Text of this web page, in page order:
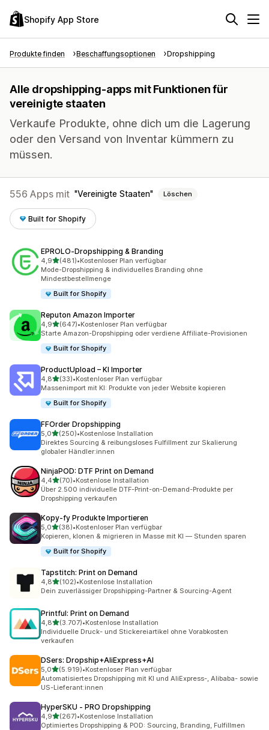
Shopify App Store
Produkte finden Beschaffungsoptionen Dropshipping
Alle dropshipping-apps mit Funktionen für
vereinigte staaten
Verkaufe Produkte, ohne dich um die Lagerung
oder den Versand von Inventar kümmern zu
müssen.
556 Apps mit Vereinigte Staaten Löschen
Built for Shopify
EPROLO‑Dropshipping & Branding
4,9von 5 Sternen
(481)
481 Rezensionen insgesamt
•Kostenloser Plan verfügbar
Mode-Dropshipping & individuelles Branding ohne
Mindestbestellmenge
Built for Shopify
Reputon Amazon Importer
4,9von 5 Sternen
(647)
647 Rezensionen insgesamt
•Kostenloser Plan verfügbar
Starte Amazon-Dropshipping oder verdiene Affiliate-Provisionen
Built for Shopify
ProductUpload – KI Importer
4,8von 5 Sternen
(33)
33 Rezensionen insgesamt
•Kostenloser Plan verfügbar
Massenimport mit KI: Produkte von jeder Website kopieren
Built for Shopify
FFOrder Dropshipping
5,0von 5 Sternen
(250)
250 Rezensionen insgesamt
•Kostenlose Installation
Direktes Sourcing & reibungsloses Fulfillment zur Skalierung
globaler Händler:innen
NinjaPOD: DTF Print on Demand
4,4von 5 Sternen
(70)
70 Rezensionen insgesamt
•Kostenlose Installation
Über 2.500 individuelle DTF-Print-on-Demand-Produkte per
Dropshipping verkaufen
Kopy‑fy Produkte Importieren
5,0von 5 Sternen
(38)
38 Rezensionen insgesamt
•Kostenloser Plan verfügbar
Kopieren, klonen & migrieren in Masse mit KI — Stunden sparen
Built for Shopify
Tapstitch: Print on Demand
4,8von 5 Sternen
(102)
102 Rezensionen insgesamt
•Kostenlose Installation
Dein zuverlässiger Dropshipping-Partner & Sourcing-Agent
Printful: Print on Demand
4,8von 5 Sternen
(3.707)
3707 Rezensionen insgesamt
•Kostenlose Installation
Individuelle Druck- und Stickereiartikel ohne Vorabkosten
verkaufen
DSers: Dropship+AliExpress+AI
5,0von 5 Sternen
(5.919)
5919 Rezensionen insgesamt
•Kostenloser Plan verfügbar
Automatisiertes Dropshipping mit KI und AliExpress-, Alibaba- sowie
US-Lieferant:innen
HyperSKU ‑ PRO Dropshipping
4,9von 5 Sternen
(267)
267 Rezensionen insgesamt
•Kostenlose Installation
Optimiertes Dropshipping & POD: Sourcing, Branding, Fulfillmen